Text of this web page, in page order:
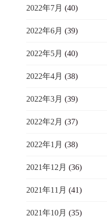
2022年7月 (40)
2022年6月 (39)
2022年5月 (40)
2022年4月 (38)
2022年3月 (39)
2022年2月 (37)
2022年1月 (38)
2021年12月 (36)
2021年11月 (41)
2021年10月 (35)